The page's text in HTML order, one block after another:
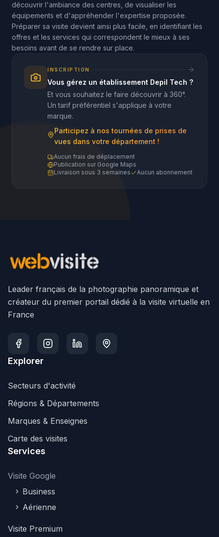
découvrir l'ambiance des centres, de visualiser les
équipements et d'appréhender l'expertise proposée.
Préparer sa visite devient ainsi plus facile, en identifiant les
offres et les services qui correspondent le mieux à ses
besoins avant de se rendre sur place.
INSCRIPTION
Vous gérez un établissement Depil Tech ?
Et vous souhaitez le faire découvrir à 360°.
Un tarif préférentiel s'applique à votre
marque.
Participez à nos tournées de prises de
vues dans votre département !
Aucun frais de déplacement
Publication sur Google Maps
Livraison sous 3 semaines
Aucun abonnement
Leader français de la photographie panoramique et
créateur du premier portail dédié à la visite virtuelle en
France
Explorer
Secteurs d'activité
Régions & Départements
Marques & Enseignes
Carte des visites
Services
Visite Google
Business
Aérienne
Visite Premium